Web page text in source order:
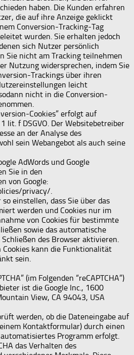
haben. Die Kunden erfahren
die auf ihre Anzeige geklickt
Conversion-Tracking-Tag
wurden. Sie erhalten jedoch
sich Nutzer persönlich
Sie nicht am Tracking teilnehmen
Nutzung widersprechen, indem Sie
Trackings über ihren
leicht
nicht in die Conversion-
Cookies” erfolgt auf
lit. f DSGVO. Der Websitebetreiber
an der Analyse des
sein Webangebot als auch seine
AdWords und Google
Sie in den
von Google:
privacy/.
einstellen, dass Sie über das
werden und Cookies nur im
von Cookies für bestimmte
sowie das automatische
Schließen des Browser aktivieren.
kann die Funktionalität
sein.
(im Folgenden “reCAPTCHA”)
ist die Google Inc., 1600
View, CA 94043, USA
werden, ob die Dateneingabe auf
Kontaktformular) durch einen
Programm erfolgt.
das Verhalten des